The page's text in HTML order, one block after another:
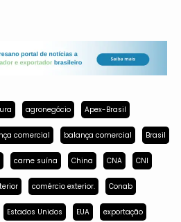
agronegócio Apex-Brasil
comercial balança comercial Brasil
carne suína China CNA CNI
comércio exterior. Conab
Estados Unidos EUA exportação